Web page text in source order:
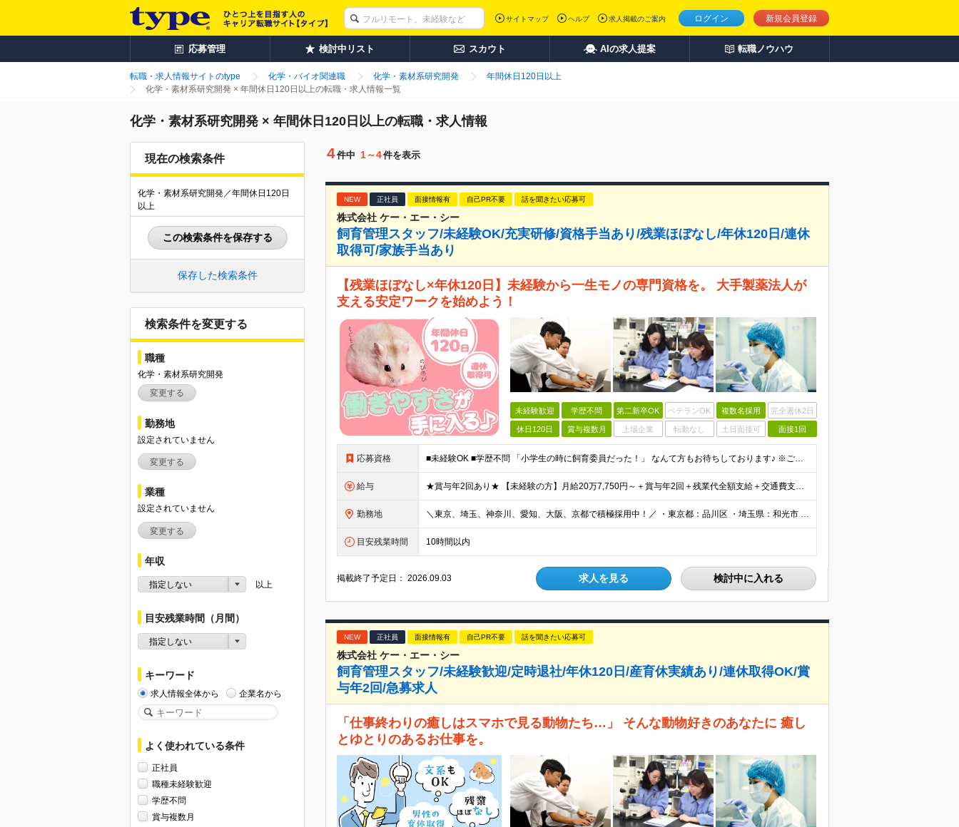
ログイン 新規会員登録
サイトマップ ヘルプ 求人掲載のご案内
応募管理 検討中リスト スカウト AIの求人提案 転職ノウハウ
転職・求人情報サイトのtype 化学・バイオ関連職 化学・素材系研究開発
年間休日120日以上
化学・素材系研究開発 × 年間休日120日以上の転職・求人情報一覧
化学・素材系研究開発 × 年間休日120日以上の転職・求人情報
現在の検索条件
化学・素材系研究開発／年間休日120日
以上
この検索条件を保存する
保存した検索条件
検索条件を変更する
職種
化学・素材系研究開発
変更する
勤務地
設定されていません
変更する
業種
設定されていません
変更する
年収
指定しない 以上
目安残業時間（月間）
指定しない
キーワード
求人情報全体から 企業名から
よく使われている条件
正社員
職種未経験歓迎
学歴不問
賞与複数月
4件中 1～4件を表示
NEW 正社員 面接情報有 自己PR不要 話を聞きたい応募可
株式会社 ケー・エー・シー
飼育管理スタッフ/未経験OK/充実研修/資格手当あり/残業ほぼなし/年休120日/連休
取得可/家族手当あり
【残業ほぼなし×年休120日】未経験から一生モノの専門資格を。 大手製薬法人が
支える安定ワークを始めよう！
未経験歓迎 学歴不問 第二新卒OK ベテランOK 複数名採用 完全週休2日
休日120日 賞与複数月 上場企業 転勤なし 土日面接可 面接1回
応募資格 ■未経験OK ■学歴不問 「小学生の時に飼育委員だった！」 なんて方もお待ちしております♪ ※ご自宅でのペット飼育について※ ご自宅でげっ歯類・ウサギのペット飼育を禁止しております。当社業務では清
給与 ★賞与年2回あり★ 【未経験の方】月給20万7,750円～＋賞与年2回＋残業代全額支給＋交通費支給 【生物系大卒の方】月給21万3,750円～＋賞与年2回＋残業代全額支給＋交通費支給 ★手当が充実
勤務地 ＼東京、埼玉、神奈川、愛知、大阪、京都で積極採用中！／ ・東京都：品川区 ・埼玉県：和光市 ・神奈川県：横浜市戸塚区、藤沢市 ・茨城県：つくば市 Lマイカー通勤OK！ ・愛知県：犬山市
目安残業時間 10時間以内
掲載終了予定日：2026.09.03 求人を見る 検討中に入れる
NEW 正社員 面接情報有 自己PR不要 話を聞きたい応募可
株式会社 ケー・エー・シー
飼育管理スタッフ/未経験歓迎/定時退社/年休120日/産育休実績あり/連休取得OK/賞
与年2回/急募求人
「仕事終わりの癒しはスマホで見る動物たち…」 そんな動物好きのあなたに 癒し
とゆとりのあるお仕事を。